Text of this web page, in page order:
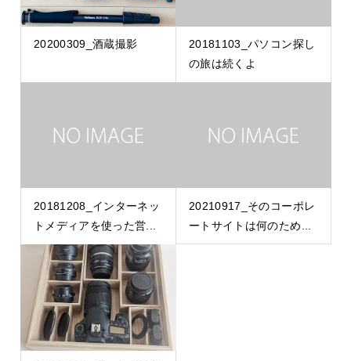
20200309_酒蔵撮影
20181103_パソコン探し
の旅は続くよ
20181208_インターネッ
トメディアを使った営...
20210917_そのコーポレ
ートサイトは何のため...